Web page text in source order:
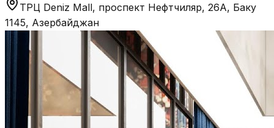
ТРЦ Deniz Mall, проспект Нефтчиляр, 26A, Баку
1145, Азербайджан